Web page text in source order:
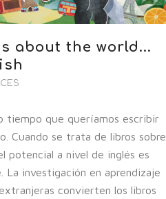
about the world...
tiempo que queríamos escribir
Cuando se trata de libros sobre
potencial a nivel de inglés es
La investigación en aprendizaje
convierten los libros